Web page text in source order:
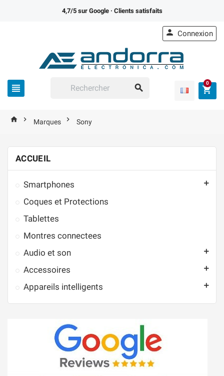
4,7/5 sur Google· Clients satisfaits
 
 Connexion

0
  Marques  Sony
ACCUEIL
Smartphones 
Coques et Protections
Tablettes
Montres connectees
Audio et son

Accessoires 
Appareils intelligents 